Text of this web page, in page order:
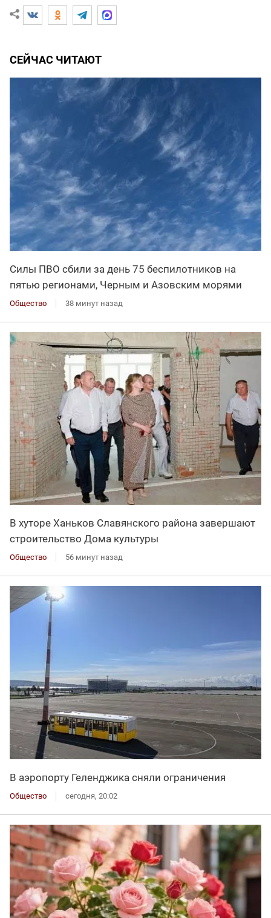
СЕЙЧАС ЧИТАЮТ
Силы ПВО сбили за день 75 беспилотников на
пятью регионами, Черным и Азовским морями
Общество 38 минут назад
В хуторе Ханьков Славянского района завершают
строительство Дома культуры
Общество 56 минут назад
В аэропорту Геленджика сняли ограничения
Общество сегодня, 20:02